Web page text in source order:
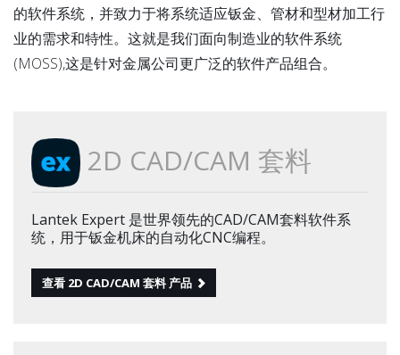
的软件系统，并致力于将系统适应钣金、管材和型材加工行
业的需求和特性。这就是我们面向制造业的软件系统
(MOSS),这是针对金属公司更广泛的软件产品组合。
2D CAD/CAM 套料
Lantek Expert 是世界领先的CAD/CAM套料软件系
统，用于钣金机床的自动化CNC编程。
查看 2D CAD/CAM 套料 产品